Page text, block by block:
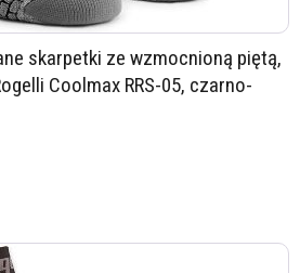
skarpetki ze wzmocnioną piętą,
Coolmax RRS-05, czarno-